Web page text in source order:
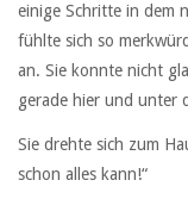
einige Schritte in dem
fühlte sich so
an. Sie konnte nicht
gerade hier und unter
Sie drehte sich zum
schon alles kann!“